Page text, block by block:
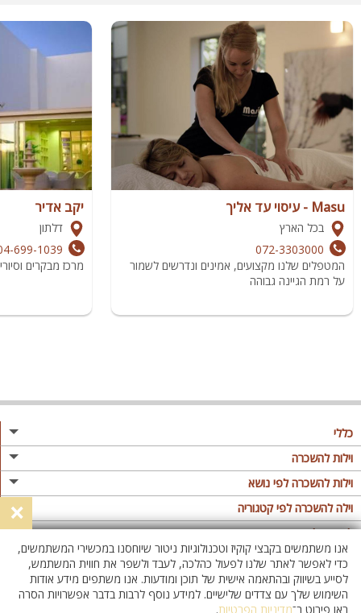
Masu - עיסוי עד אליך
בכל הארץ
072-3303000
המטפלים שלנו מקצועים, אמינים ונדרשים לשמור
על רמת הגיינה גבוהה
יקב אדיר
דלתון
699-1039
מרכז מבקרים
כללי
מגזין
פרסום באתר
תקנון
מדיניות פרטיות
וילות להשכרה
וילות בצפון
וילות במרכז
וילות בדרום
וילות באילת
וילות בשרון
וילות באזור החרמון
וילות להשכרה לפי נושא
וילה לזוגות
וילות למשפחות
וילות לציבור הדתי
אירוח דרוזי
וילות למסיבות
וילה להשכרה לפי קטגוריה
וילות עם בריכה
וילה עם בריכה מחוממת
וילה עם בריכה מחוממת מקורה
וילות עם סאונה
לופטים להשכרה
לופט
לופטים בצפון
לופטים בדרום
×
אנו משתמשים בקבצי קוקיז וטכנולוגיות ניטור שיוחסנו במכשירי המשתמשים,
כדי לאפשר לאתר שלנו לפעול כהלכה, לעבד ולשפר את חווית המשתמש,
לסייע בשיווק ובהתאמה אישית של תוכן ומודעות. אנו משתפים מידע אודות
השימוש שלך עם צדדים שלישיים. למידע נוסף לרבות בדבר אפשרויות הסרה
ראו פירוט ב־מדיניות הפרטיות.